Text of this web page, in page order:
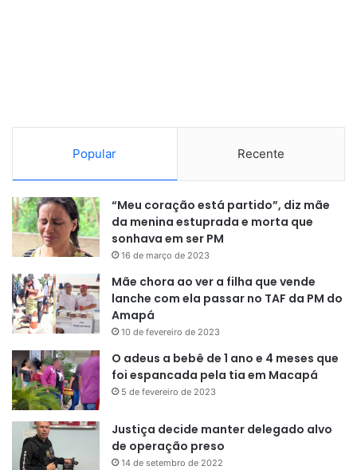
Popular Recente
“Meu coração está partido”, diz mãe
da menina estuprada e morta que
sonhava em ser PM
16 de março de 2023
Mãe chora ao ver a filha que vende
lanche com ela passar no TAF da PM do
Amapá
10 de fevereiro de 2023
O adeus a bebê de 1 ano e 4 meses que
foi espancada pela tia em Macapá
5 de fevereiro de 2023
Justiça decide manter delegado alvo
de operação preso
14 de setembro de 2022